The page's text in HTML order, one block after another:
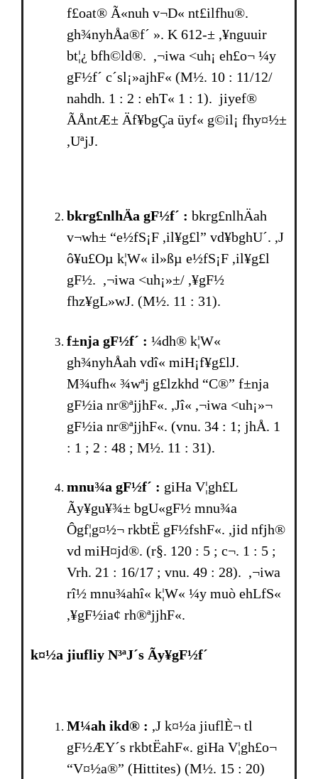
f£oat® Ã«nuh v¬D« nt£ilfhu®.
gh¾nyhÅa®f´ ». K 612-± ,¥nguuir
bt¦¿ bfh©ld®. ,¬iwa <uh¡ eh£o¬ ¼y
gF½f´ c´sl¡»ajhF« (M½. 10 : 11/12/
nahdh. 1 : 2 : ehT« 1 : 1). jiyef®
ÃÅntÆ± Äf¥bgÇa üyf« g©il¡ fhy¤½±
,UªjJ.
bkrg£nlhÄa gF½f´ : bkrg£nlhÄah
v¬wh± “e½fS¡F ,il¥g£l” vd¥bghU´. ,J
ô¥u£Oµ k¦W« il»ßµ e½fS¡F ,il¥g£l
gF½. ,¬iwa <uh¡»±/ ,¥gF½
fhz¥gL»wJ. (M½. 11 : 31).
f±nja gF½f´ : ¼dh® k¦W«
gh¾nyhÅah vdî« miH¡f¥g£lJ.
M¾ufh« ¾wªj g£lzkhd “C®” f±nja
gF½ia nr®ªjjhF«. ,Jî« ,¬iwa <uh¡»¬
gF½ia nr®ªjjhF«. (vnu. 34 : 1; jhÅ. 1
: 1 ; 2 : 48 ; M½. 11 : 31).
mnu¾a gF½f´ : giHa V¦gh£L
Ãy¥gu¥¾± bgU«gF½ mnu¾a
Ôgf¦g¤½¬ rkbtË gF½fshF«. ,jid nfjh®
vd miH¤jd®. (r§. 120 : 5 ; c¬. 1 : 5 ;
Vrh. 21 : 16/17 ; vnu. 49 : 28). ,¬iwa
rî½ mnu¾ahî« k¦W« ¼y muò ehLfS«
,¥gF½ia¢ rh®ªjjhF«.
k¤½a jiufliy N³ªJ´s Ãy¥gF½f´
M¼ah ikd® : ,J k¤½a jiuflÈ¬ tl
gF½ÆY´s rkbtËahF«. giHa V¦gh£o¬
“V¤½a®” (Hittites) (M½. 15 : 20)